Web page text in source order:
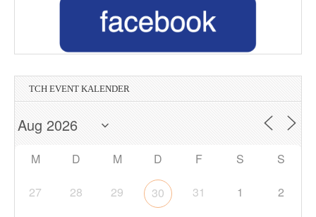
TCH EVENT KALENDER
M D M D F S S
27 28 29 30 31 1 2